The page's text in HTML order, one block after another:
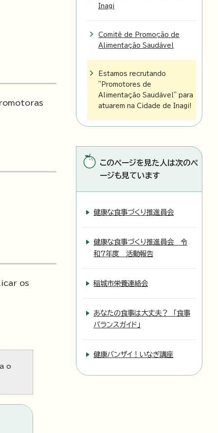
os
o
Inagi
Comitê de Promoção de
Alimentação Saudável
Estamos recrutando
"Promotores de
Alimentação Saudável" para
atuarem na Cidade de Inagi!
このページを見た人は次のペ
ージも見ています
健康な食事づくり推進員会
健康な食事づくり推進員会 令
和7年度 活動報告
稲城市栄養連絡会
あなたの食事は大丈夫？ 「食事
バランスガイド」
健康バンザイ！いなぎ講座